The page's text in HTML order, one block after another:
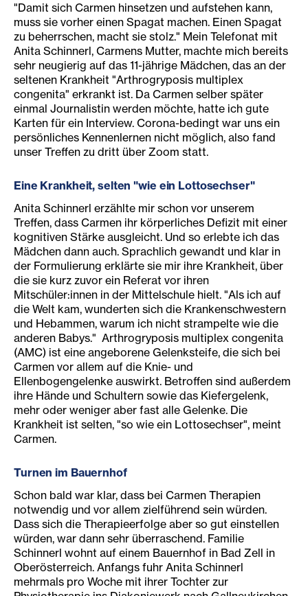
"Damit sich Carmen hinsetzen und aufstehen kann,
muss sie vorher einen Spagat machen. Einen Spagat
zu beherrschen, macht sie stolz." Mein Telefonat mit
Anita Schinnerl, Carmens Mutter, machte mich bereits
sehr neugierig auf das 11-jährige Mädchen, das an der
seltenen Krankheit "Arthrogryposis multiplex
congenita" erkrankt ist. Da Carmen selber später
einmal Journalistin werden möchte, hatte ich gute
Karten für ein Interview. Corona-bedingt war uns ein
persönliches Kennenlernen nicht möglich, also fand
unser Treffen zu dritt über Zoom statt.
Eine Krankheit, selten "wie ein Lottosechser"
Anita Schinnerl erzählte mir schon vor unserem
Treffen, dass Carmen ihr körperliches Defizit mit einer
kognitiven Stärke ausgleicht. Und so erlebte ich das
Mädchen dann auch. Sprachlich gewandt und klar in
der Formulierung erklärte sie mir ihre Krankheit, über
die sie kurz zuvor ein Referat vor ihren
Mitschüler:innen in der Mittelschule hielt. "Als ich auf
die Welt kam, wunderten sich die Krankenschwestern
und Hebammen, warum ich nicht strampelte wie die
anderen Babys." Arthrogryposis multiplex congenita
(AMC) ist eine angeborene Gelenksteife, die sich bei
Carmen vor allem auf die Knie- und
Ellenbogengelenke auswirkt. Betroffen sind außerdem
ihre Hände und Schultern sowie das Kiefergelenk,
mehr oder weniger aber fast alle Gelenke. Die
Krankheit ist selten, "so wie ein Lottosechser", meint
Carmen.
Turnen im Bauernhof
Schon bald war klar, dass bei Carmen Therapien
notwendig und vor allem zielführend sein würden.
Dass sich die Therapieerfolge aber so gut einstellen
würden, war dann sehr überraschend. Familie
Schinnerl wohnt auf einem Bauernhof in Bad Zell in
Oberösterreich. Anfangs fuhr Anita Schinnerl
mehrmals pro Woche mit ihrer Tochter zur